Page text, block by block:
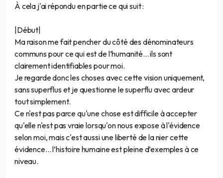
À cela j'ai répondu en partie ce qui suit :
|Début|
Ma raison me fait pencher du côté des dénominateurs
communs pour ce qui est de l’humanité... ils sont
clairement identifiables pour moi.
Je regarde donc les choses avec cette vision uniquement,
sans superflus et je questionne le superflu avec ardeur
tout simplement.
Ce n'est pas parce qu'une chose est difficile à accepter
qu'elle n'est pas vraie lorsqu'on nous expose à l'évidence
selon moi, mais c'est aussi une liberté de la nier cette
évidence… l’histoire humaine est pleine d’exemples à ce
niveau.